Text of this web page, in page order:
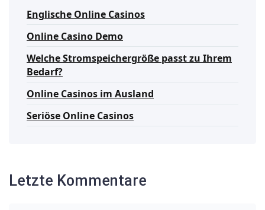
Englische Online Casinos
Online Casino Demo
Welche Stromspeichergröße passt zu Ihrem
Bedarf?
Online Casinos im Ausland
Seriöse Online Casinos
Letzte Kommentare